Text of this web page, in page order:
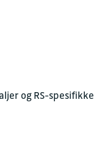
og RS-spesifikke